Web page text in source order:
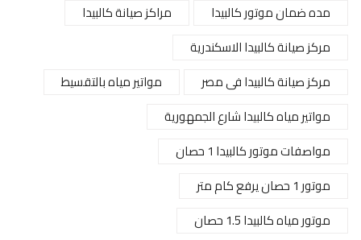
مده ضمان موتور كالبيدا
مراكز صيانة كالبيدا
مركز صيانة كالبيدا الاسكندرية
مركز صيانة كالبيدا فى مصر
مواتير مياه بالتقسيط
مواتير مياه كالبيدا شارع الجمهورية
مواصفات موتور كالبيدا 1 حصان
موتور 1 حصان يرفع كام متر
موتور مياه كالبيدا 1.5 حصان